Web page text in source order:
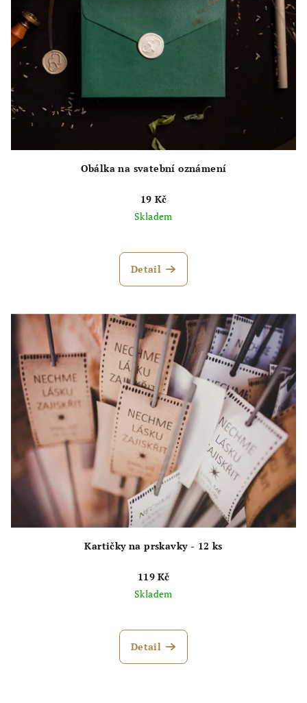
Obálka na svatební oznámení
19 Kč
Skladem
hodnocení
produktu
hvězdiček.
Detail
Kartičky na prskavky - 12 ks
119 Kč
Skladem
Detail